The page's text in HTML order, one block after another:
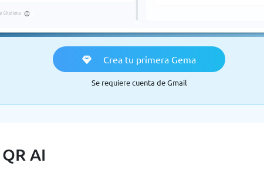
Crea tu primera Gema
Se requiere cuenta de Gmail
AI